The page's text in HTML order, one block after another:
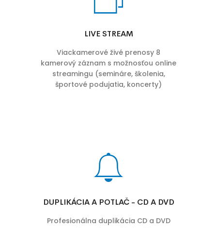
LIVE STREAM
Viackamerové živé prenosy 8
kamerový záznam s možnosťou online
streamingu (semináre, školenia,
športové podujatia, koncerty)
DUPLIKÁCIA A POTLAČ - CD A DVD
Profesionálna duplikácia CD a DVD